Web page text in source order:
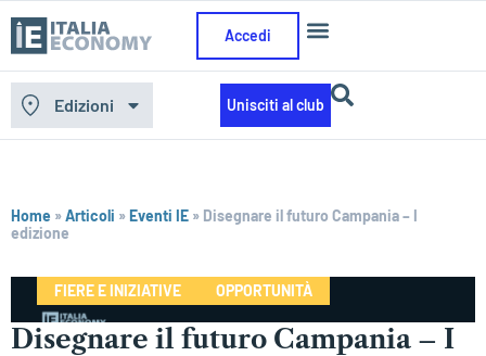
Accedi
Edizioni Unisciti al club
Home »Articoli »Eventi IE » Disegnare il futuro Campania – I
edizione
FIERE E INIZIATIVE OPPORTUNITÀ
Disegnare il futuro Campania – I